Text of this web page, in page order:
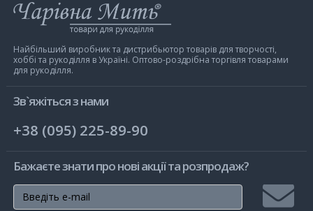
Інтернет-
магазин
Мить
Найбільший виробник та дистрибьютор товарів для творчості,
хоббі та рукоділля в Україні. Оптово-роздрібна торгівля товарами
для рукоділля.
Зв`яжіться з нами
+38 (095) 225-89-90
Бажаєте знати про нові акції та розпродаж?